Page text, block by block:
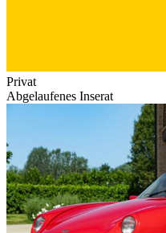
Privat
Abgelaufenes Inserat